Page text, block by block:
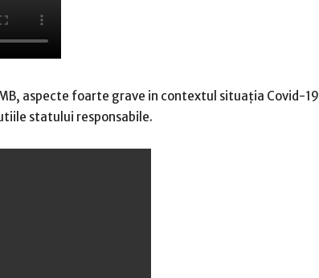
aspecte foarte grave in contextul situația Covid-19
statului responsabile.